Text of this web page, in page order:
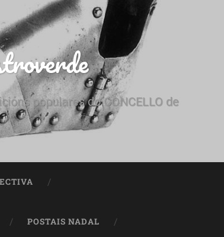
populares do CONCELLO de
POSTAIS NADAL